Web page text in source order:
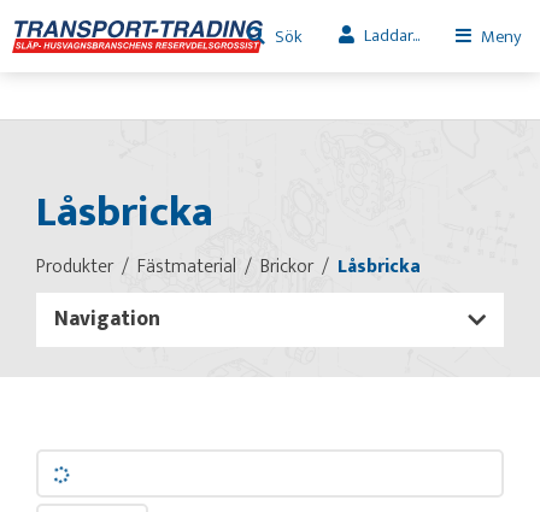
Sök Laddar... Meny
Låsbricka
Produkter Fästmaterial Brickor Låsbricka
Navigation